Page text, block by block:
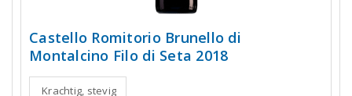
Castello Romitorio Brunello di
Montalcino Filo di Seta 2018
Krachtig, stevig